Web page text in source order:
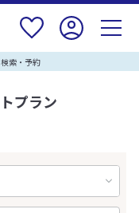
索・予約
プラン